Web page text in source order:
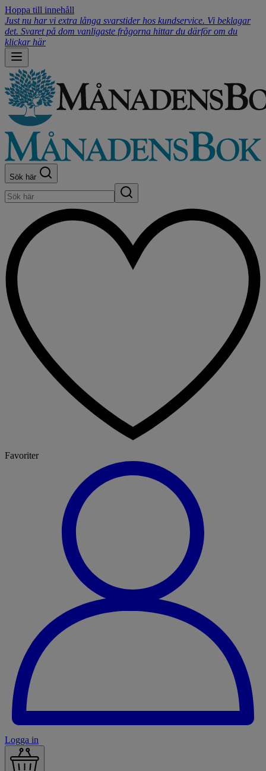
Hoppa till innehåll
Just nu har vi extra långa svarstider hos kundservice. Vi beklagar
det. Svaret på dom vanligaste frågorna hittar du därför om du
klickar här
Sök här
Favoriter
Logga in